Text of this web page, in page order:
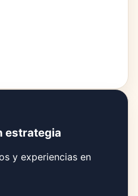
estrategia
y experiencias en